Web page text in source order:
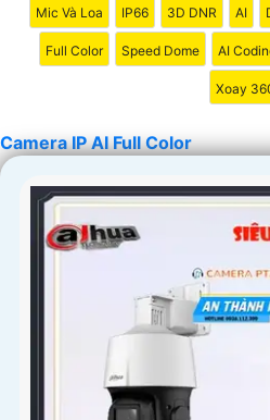
Mic Và Loa IP66 3D DNR AI
Full Color Speed Dome AI
Xoay
Camera IP AI Full Color